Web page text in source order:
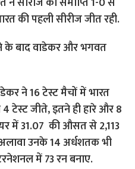
की पहली सीरीज जीत रही.
के बाद वाडेकर और भगवत
ने 16 टेस्ट मैचों में भारत
टेस्ट जीते, इतने ही हारे और 8
में 31.07 की औसत से 2,113
उनके 14 अर्धशतक भी
में 73 रन बनाए.